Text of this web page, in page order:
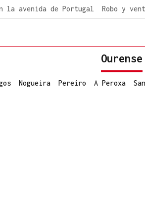
la avenida de Portugal Robo y
Ourense
Nogueira Pereiro A Peroxa